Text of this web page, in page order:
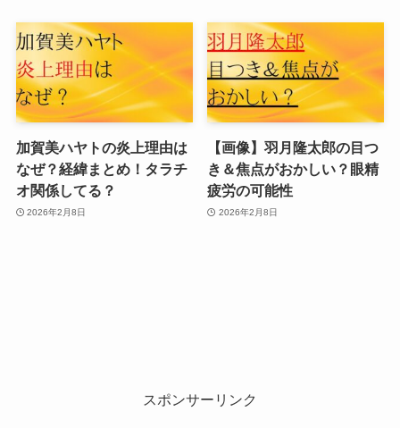
加賀美ハヤトの炎上理由は
なぜ？経緯まとめ！タラチ
オ関係してる？
2026年2月8日
【画像】羽月隆太郎の目つ
き＆焦点がおかしい？眼精
疲労の可能性
2026年2月8日
スポンサーリンク